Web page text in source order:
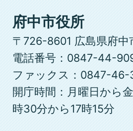
府
中
市
府中市役所
〒726-8601 広島県府中
電話番号：0847-44-
ファックス：0847-
開庁時間：月曜日から
時30分から17時15分